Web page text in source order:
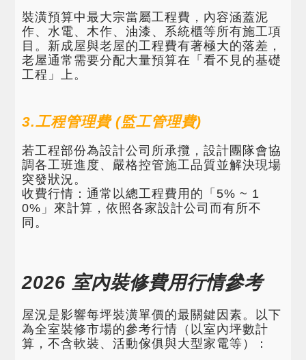
裝潢預算中最大宗當屬工程費，內容涵蓋泥
作、水電、木作、油漆、系統櫃等所有施工項
目。新成屋與老屋的工程費有著極大的落差，
老屋通常需要分配大量預算在「看不見的基礎
工程」上。
3.工程管理費 (監工管理費)
若工程部份為設計公司所承攬，設計團隊會協
調各工班進度、嚴格控管施工品質並解決現場
突發狀況。
收費行情：通常以總工程費用的「5% ~ 1
0%」來計算，依照各家設計公司而有所不
同。
2026 室內裝修費用行情參考
屋況是影響每坪裝潢單價的最關鍵因素。以下
為全室裝修市場的參考行情（以室內坪數計
算，不含軟裝、活動傢俱與大型家電等）：